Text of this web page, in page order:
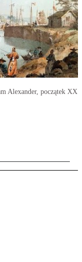
Alexander, początek XX